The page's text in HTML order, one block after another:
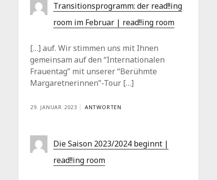
Transitionsprogramm: der read!!ing
room im Februar | read!!ing room
[…] auf. Wir stimmen uns mit Ihnen
gemeinsam auf den “Internationalen
Frauentag” mit unserer “Berühmte
Margaretnerinnen”-Tour […]
29. JANUAR 2023 ANTWORTEN
Die Saison 2023/2024 beginnt |
read!!ing room